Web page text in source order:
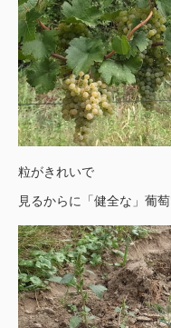
粒がきれいで
見るからに「健全な」葡